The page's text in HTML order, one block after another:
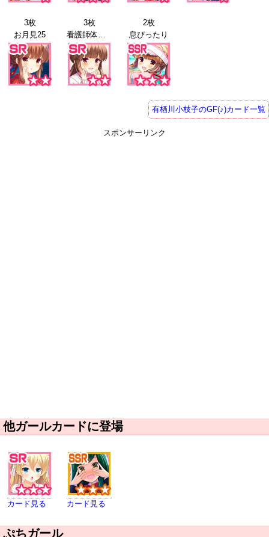
3枚
お月見25
3枚
看護師体験25
2枚
息ぴったり
有栖川小枝子のGF(♪)カード一覧
スポンサーリンク
他ガールカードに登場
カード見る カード見る
ぷちガール